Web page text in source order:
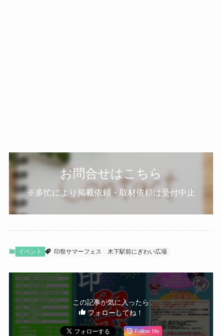
お問合せはこちら
※多忙により掲載依頼・取材依頼は受付中止
イベント 印祭サマーフェス 木下駅前にぎわい広場
この記事が気に入ったら
フォローしてね！
Follow Me